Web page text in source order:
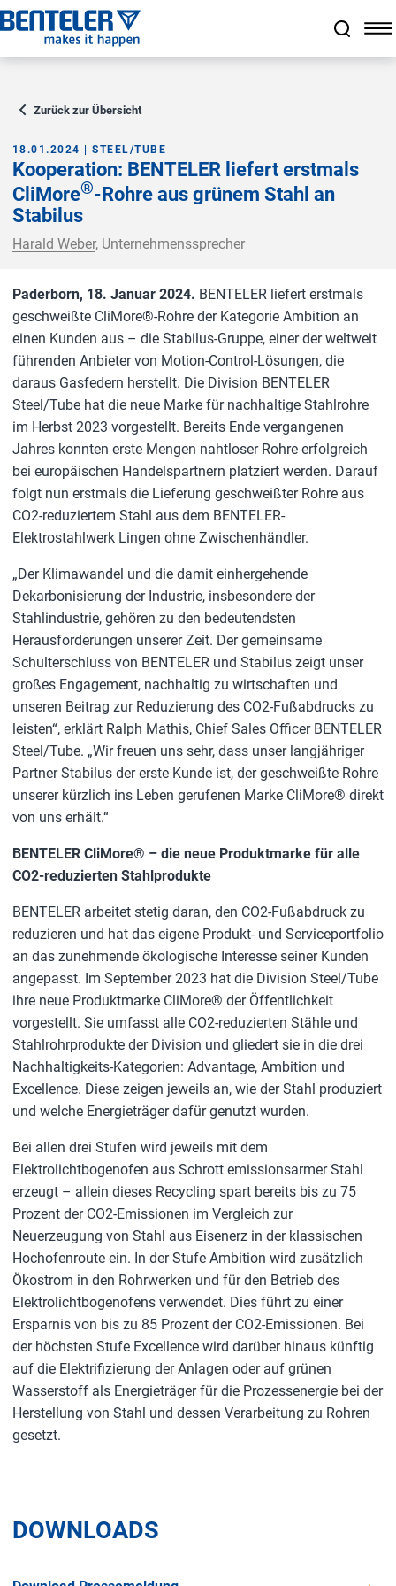
Zum Hauptinhalt springen
Zum Footer springen
Zum Ende der Navigation springen
Zum Beginn der Navigation springen
Zurück zur Übersicht
18.01.2024 | STEEL/TUBE
Kooperation: BENTELER liefert erstmals
CliMore®-Rohre aus grünem Stahl an
Stabilus
Harald Weber, Unternehmenssprecher
Paderborn, 18. Januar 2024. BENTELER liefert erstmals
geschweißte CliMore®-Rohre der Kategorie Ambition an
einen Kunden aus – die Stabilus-Gruppe, einer der weltweit
führenden Anbieter von Motion-Control-Lösungen, die
daraus Gasfedern herstellt. Die Division BENTELER
Steel/Tube hat die neue Marke für nachhaltige Stahlrohre
im Herbst 2023 vorgestellt. Bereits Ende vergangenen
Jahres konnten erste Mengen nahtloser Rohre erfolgreich
bei europäischen Handelspartnern platziert werden. Darauf
folgt nun erstmals die Lieferung geschweißter Rohre aus
CO2-reduziertem Stahl aus dem BENTELER-
Elektrostahlwerk Lingen ohne Zwischenhändler.
„Der Klimawandel und die damit einhergehende
Dekarbonisierung der Industrie, insbesondere der
Stahlindustrie, gehören zu den bedeutendsten
Herausforderungen unserer Zeit. Der gemeinsame
Schulterschluss von BENTELER und Stabilus zeigt unser
großes Engagement, nachhaltig zu wirtschaften und
unseren Beitrag zur Reduzierung des CO2-Fußabdrucks zu
leisten“, erklärt Ralph Mathis, Chief Sales Officer BENTELER
Steel/Tube. „Wir freuen uns sehr, dass unser langjähriger
Partner Stabilus der erste Kunde ist, der geschweißte Rohre
unserer kürzlich ins Leben gerufenen Marke CliMore® direkt
von uns erhält.“
BENTELER CliMore® – die neue Produktmarke für alle
CO2-reduzierten Stahlprodukte
BENTELER arbeitet stetig daran, den CO2-Fußabdruck zu
reduzieren und hat das eigene Produkt- und Serviceportfolio
an das zunehmende ökologische Interesse seiner Kunden
angepasst. Im September 2023 hat die Division Steel/Tube
ihre neue Produktmarke CliMore® der Öffentlichkeit
vorgestellt. Sie umfasst alle CO2-reduzierten Stähle und
Stahlrohrprodukte der Division und gliedert sie in die drei
Nachhaltigkeits-Kategorien: Advantage, Ambition und
Excellence. Diese zeigen jeweils an, wie der Stahl produziert
und welche Energieträger dafür genutzt wurden.
Bei allen drei Stufen wird jeweils mit dem
Elektrolichtbogenofen aus Schrott emissionsarmer Stahl
erzeugt – allein dieses Recycling spart bereits bis zu 75
Prozent der CO2-Emissionen im Vergleich zur
Neuerzeugung von Stahl aus Eisenerz in der klassischen
Hochofenroute ein. In der Stufe Ambition wird zusätzlich
Ökostrom in den Rohrwerken und für den Betrieb des
Elektrolichtbogenofens verwendet. Dies führt zu einer
Ersparnis von bis zu 85 Prozent der CO2-Emissionen. Bei
der höchsten Stufe Excellence wird darüber hinaus künftig
auf die Elektrifizierung der Anlagen oder auf grünen
Wasserstoff als Energieträger für die Prozessenergie bei der
Herstellung von Stahl und dessen Verarbeitung zu Rohren
gesetzt.
DOWNLOADS